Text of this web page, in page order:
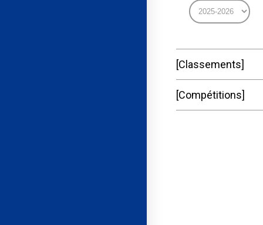
Classements
Compétitions